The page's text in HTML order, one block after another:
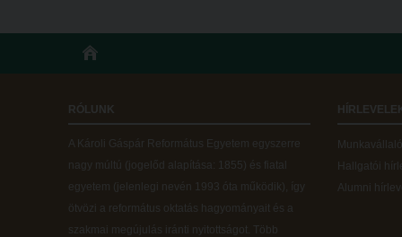
RÓLUNK
A Károli Gáspár Református Egyetem egyszerre
nagy múltú (jogelőd alapítása: 1855) és fiatal
egyetem (jelenlegi nevén 1993 óta működik), így
ötvözi a református oktatás hagyományait és a
szakmai megújulás iránti nyitottságot. Több
Hallgatói
Alumni